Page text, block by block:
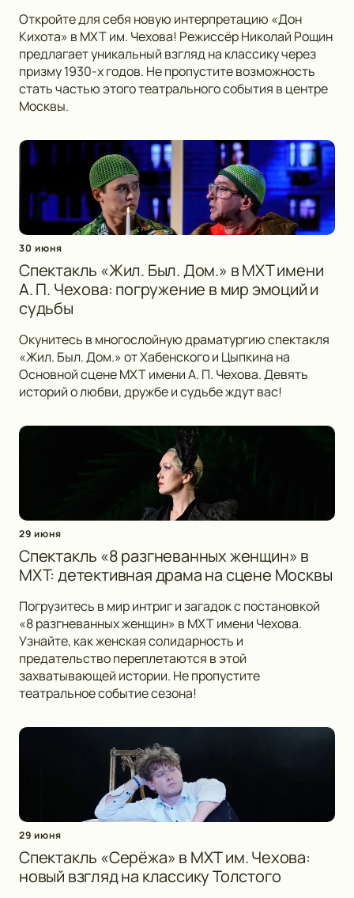
Откройте для себя новую интерпретацию «Дон
Кихота» в МХТ им. Чехова! Режиссёр Николай Рощин
предлагает уникальный взгляд на классику через
призму 1930-х годов. Не пропустите возможность
стать частью этого театрального события в центре
Москвы.
30 июня
Спектакль «Жил. Был. Дом.» в МХТ имени
А. П. Чехова: погружение в мир эмоций и
судьбы
Окунитесь в многослойную драматургию спектакля
«Жил. Был. Дом.» от Хабенского и Цыпкина на
Основной сцене МХТ имени А. П. Чехова. Девять
историй о любви, дружбе и судьбе ждут вас!
29 июня
Спектакль «8 разгневанных женщин» в
МХТ: детективная драма на сцене Москвы
Погрузитесь в мир интриг и загадок с постановкой
«8 разгневанных женщин» в МХТ имени Чехова.
Узнайте, как женская солидарность и
предательство переплетаются в этой
захватывающей истории. Не пропустите
театральное событие сезона!
29 июня
Спектакль «Серёжа» в МХТ им. Чехова:
новый взгляд на классику Толстого